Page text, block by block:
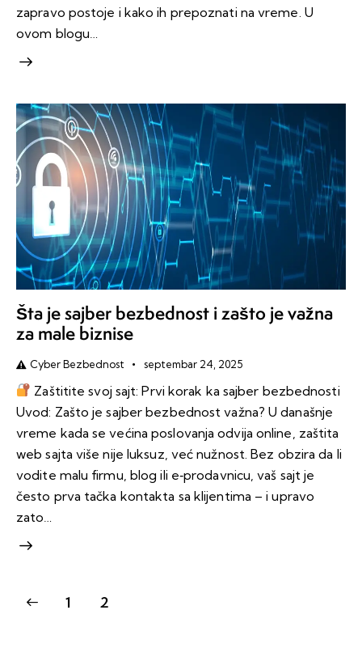
zapravo postoje i kako ih prepoznati na vreme. U
ovom blogu…
Šta je sajber bezbednost i zašto je važna
za male biznise
Cyber Bezbednost septembar 24, 2025
Zaštitite svoj sajt: Prvi korak ka sajber bezbednosti
Uvod: Zašto je sajber bezbednost važna? U današnje
vreme kada se većina poslovanja odvija online, zaštita
web sajta više nije luksuz, već nužnost. Bez obzira da li
vodite malu firmu, blog ili e‑prodavnicu, vaš sajt je
često prva tačka kontakta sa klijentima – i upravo
zato…
1 2